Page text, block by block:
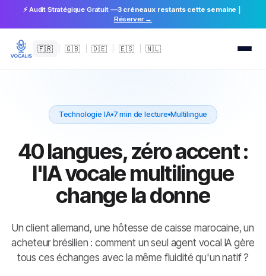
⚡ Audit Stratégique Gratuit —3 créneaux restants cette semaine
Réserver →
🇫🇷 🇬🇧 🇩🇪 🇪🇸 🇳🇱
Technologie IA 7 min de lecture Multilingue
40 langues, zéro accent :
l'IA vocale multilingue
change la donne
Un client allemand, une hôtesse de caisse marocaine, un
acheteur brésilien : comment un seul agent vocal IA gère
tous ces échanges avec la même fluidité qu'un natif ?